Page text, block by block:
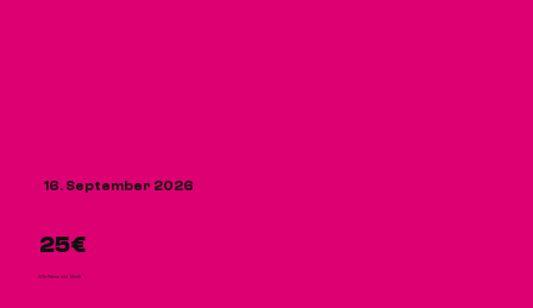
16. September 2026
Alle Preise inkl. MwSt
25€